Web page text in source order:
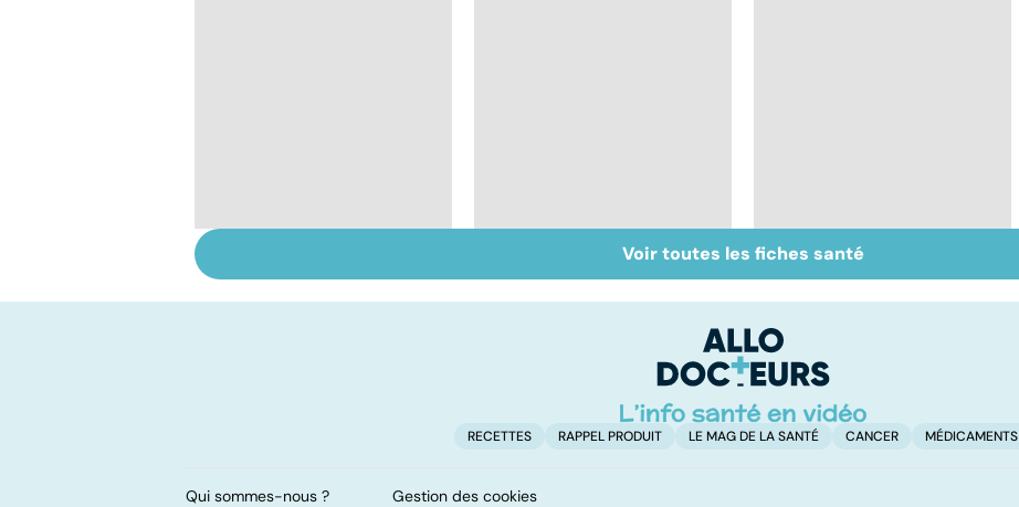
infections
Inflammation des
amygdales : que faire
Suicide : prévenir le
passage à l'acte
Voir toutes les fiches santé
RECETTES RAPPEL PRODUIT LE MAG DE LA SANTÉ CANCER MÉDICAMENTS
Qui sommes-nous ? Gestion des cookies